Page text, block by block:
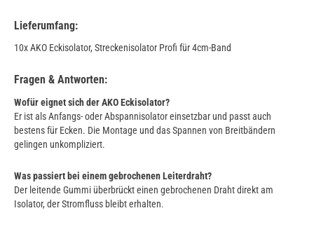
Lieferumfang:
10x AKO Eckisolator, Streckenisolator Profi für 4cm-Band
Fragen & Antworten:
Wofür eignet sich der AKO Eckisolator?
Er ist als Anfangs- oder Abspannisolator einsetzbar und passt auch
bestens für Ecken. Die Montage und das Spannen von Breitbändern
gelingen unkompliziert.
Was passiert bei einem gebrochenen Leiterdraht?
Der leitende Gummi überbrückt einen gebrochenen Draht direkt am
Isolator, der Stromfluss bleibt erhalten.